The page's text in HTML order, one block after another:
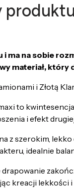
produktu
ma na sobie
materiał,
i Złotą
to
i efekt
z szerokim,
idealnie
kreacji lekkości i